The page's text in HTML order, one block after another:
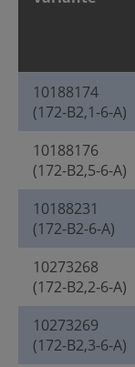
10188174
(172-B2,1-6-A)
10188176
(172-B2,5-6-A)
10188231
(172-B2-6-A)
10273268
(172-B2,2-6-A)
10273269
(172-B2,3-6-A)